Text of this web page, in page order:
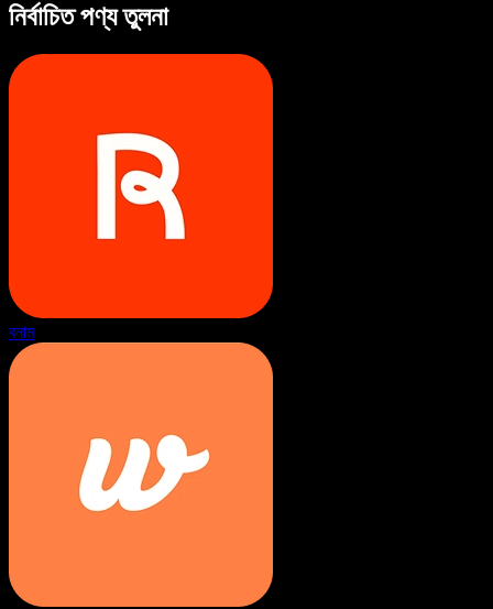
নির্বাচিত পণ্য তুলনা
বনাম